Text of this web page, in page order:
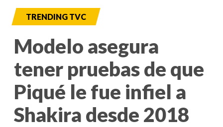
TRENDING TVC
Modelo asegura
tener pruebas de que
Piqué le fue infiel a
Shakira desde 2018